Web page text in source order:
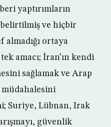
yaptırımların
belirtilmiş ve hiçbir
almadığı ortaya
amacı; İran’ın kendi
sağlamak ve Arap
Suriye, Lübnan, Irak
güvenlik